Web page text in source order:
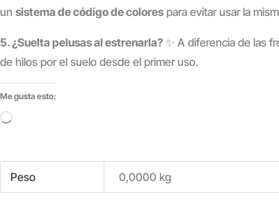
un sistema de código de colores para evitar usar la
5. ¿Suelta pelusas al estrenarla? ✨ A diferencia de las
de hilos por el suelo desde el primer uso.
Me gusta esto:
Cargando...
Peso 0,0000 kg